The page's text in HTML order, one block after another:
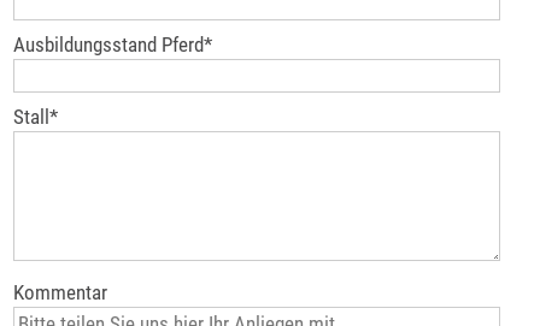
Ausbildungsstand Pferd*
Stall*
Kommentar